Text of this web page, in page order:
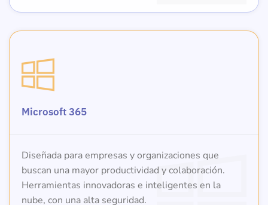
Microsoft 365
Diseñada para empresas y organizaciones que
buscan una mayor productividad y colaboración.
Herramientas innovadoras e inteligentes en la
nube, con una alta seguridad.